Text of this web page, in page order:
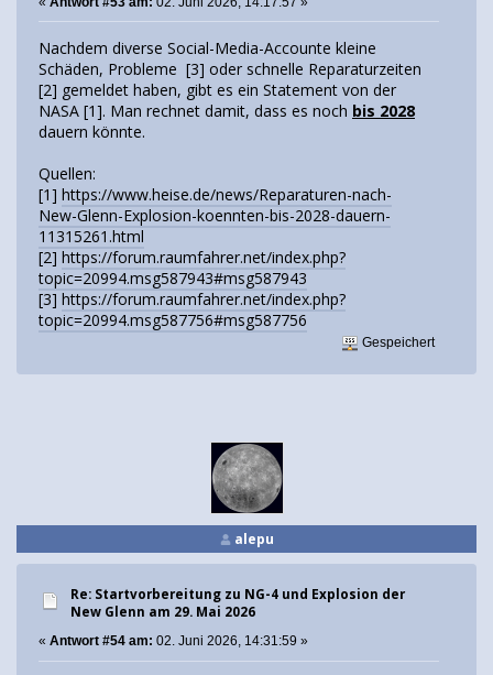
Nachdem diverse Social-Media-Accounte kleine
Schäden, Probleme [3] oder schnelle Reparaturzeiten
[2] gemeldet haben, gibt es ein Statement von der
NASA [1]. Man rechnet damit, dass es noch bis 2028
dauern könnte.
Quellen:
[1] https://www.heise.de/news/Reparaturen-nach-
New-Glenn-Explosion-koennten-bis-2028-dauern-
11315261.html
[2] https://forum.raumfahrer.net/index.php?
topic=20994.msg587943#msg587943
[3] https://forum.raumfahrer.net/index.php?
topic=20994.msg587756#msg587756
Gespeichert
alepu
Re: Startvorbereitung zu NG-4 und Explosion der
New Glenn am 29. Mai 2026
« Antwort #54 am: 02. Juni 2026, 14:31:59 »